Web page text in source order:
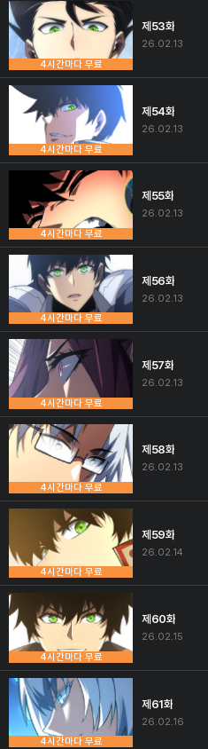
4시간마다 무료
제53화
26.02.13
4시간마다 무료
제54화
26.02.13
4시간마다 무료
제55화
26.02.13
4시간마다 무료
제56화
26.02.13
4시간마다 무료
제57화
26.02.13
4시간마다 무료
제58화
26.02.13
4시간마다 무료
제59화
26.02.14
4시간마다 무료
제60화
26.02.15
4시간마다 무료
제61화
26.02.16